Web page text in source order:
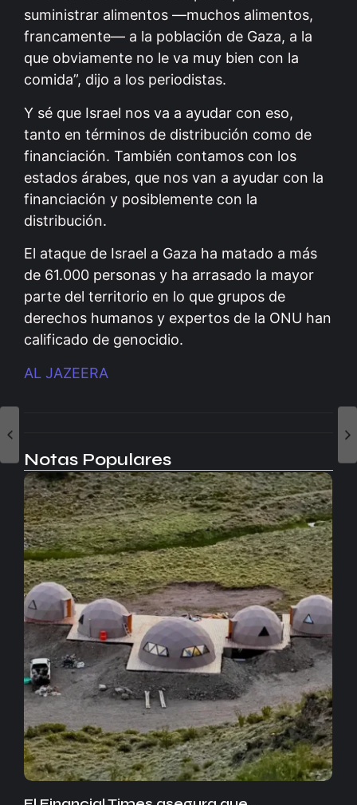
suministrar alimentos —muchos alimentos,
francamente— a la población de Gaza, a la
que obviamente no le va muy bien con la
comida”, dijo a los periodistas.
Y sé que Israel nos va a ayudar con eso,
tanto en términos de distribución como de
financiación. También contamos con los
estados árabes, que nos van a ayudar con la
financiación y posiblemente con la
distribución.
El ataque de Israel a Gaza ha matado a más
de 61.000 personas y ha arrasado la mayor
parte del territorio en lo que grupos de
derechos humanos y expertos de la ONU han
calificado de genocidio.
AL JAZEERA
Notas Populares